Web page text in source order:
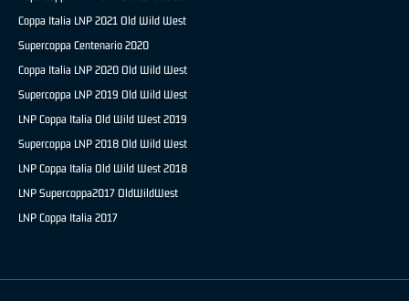
Coppa Italia LNP 2021 Old Wild West
Supercoppa Centenario 2020
Coppa Italia LNP 2020 Old Wild West
Supercoppa LNP 2019 Old Wild West
LNP Coppa Italia Old Wild West 2019
Supercoppa LNP 2018 Old Wild West
LNP Coppa Italia Old Wild West 2018
LNP Supercoppa2017 OldWildWest
LNP Coppa Italia 2017